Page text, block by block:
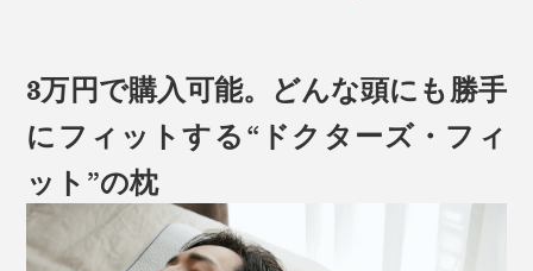
3万円で購入可能。どんな頭にも勝手
にフィットする“ドクターズ・フィ
ット”の枕